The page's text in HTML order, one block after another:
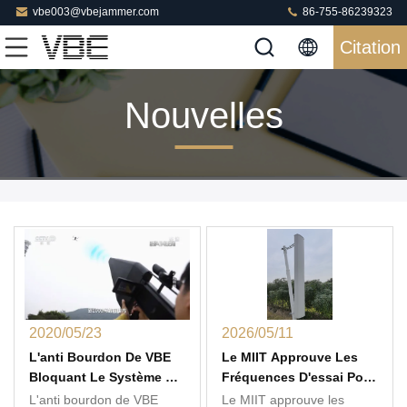
vbe003@vbejammer.com 86-755-86239323
Citation
Nouvelles
2020/05/23
L'anti Bourdon De VBE
Bloquant Le Système A
Rapporté Par Exposition
L'anti bourdon de VBE
2026/05/11
Le MIIT Approuve Les
Fréquences D'essai Pour
Le Système De
Le MIIT approuve les